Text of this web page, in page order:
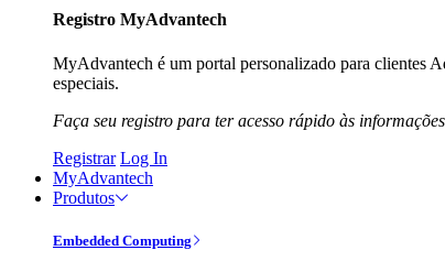
Registro MyAdvantech
MyAdvantech é um portal personalizado para clientes
especiais.
Faça seu registro para ter acesso rápido às
Registrar Log In
MyAdvantech
Produtos
Embedded Computing